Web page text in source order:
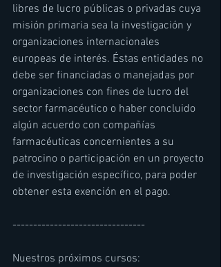
libres de lucro públicas o privadas cuya
misión primaria sea la investigación y
organizaciones internacionales
europeas de interés. Éstas entidades no
debe ser financiadas o manejadas por
organizaciones con fines de lucro del
sector farmacéutico o haber concluido
algún acuerdo con compañías
farmacéuticas concernientes a su
patrocino o participación en un proyecto
de investigación específico, para poder
obtener esta exención en el pago.
--------------------------------
Nuestros próximos cursos: